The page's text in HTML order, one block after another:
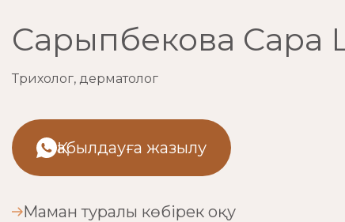
Сарыпбекова Сара
Трихолог, дерматолог
Қабылдауға жазылу
Маман туралы көбірек оқу